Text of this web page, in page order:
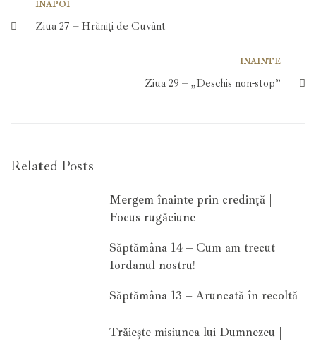
INAPOI
Ziua 27 – Hrăniți de Cuvânt
INAINTE
Ziua 29 – „Deschis non-stop”
Related Posts
Mergem înainte prin credință |
Focus rugăciune
Săptămâna 14 – Cum am trecut
Iordanul nostru!
Săptămâna 13 – Aruncată în recoltă
Trăiește misiunea lui Dumnezeu |